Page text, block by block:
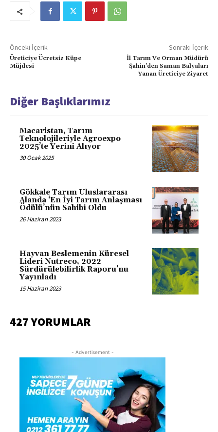
Önceki İçerik
Üreticiye Ücretsiz Küpe
Müjdesi
Sonraki İçerik
İl Tarım Ve Orman Müdürü
Şahin’den Saman Balyaları
Yanan Üreticiye Ziyaret
Diğer Başlıklarımız
Macaristan, Tarım
Teknolojileriyle Agroexpo
2025’te Yerini Alıyor
30 Ocak 2025
Gökkale Tarım Uluslararası
Alanda ‘En İyi Tarım Anlaşması
Ödülü’nün Sahibi Oldu
26 Haziran 2023
Hayvan Beslemenin Küresel
Lideri Nutreco, 2022
Sürdürülebilirlik Raporu’nu
Yayınladı
15 Haziran 2023
427 YORUMLAR
- Advertisement -